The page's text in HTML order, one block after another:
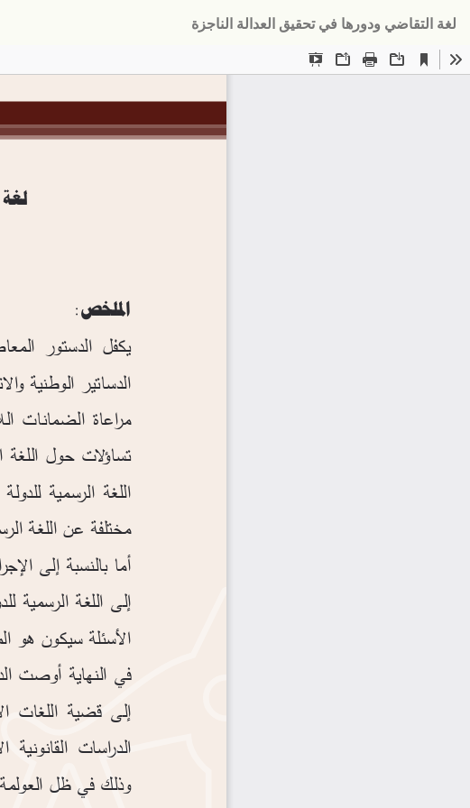
إلى
تفاصيل
المؤلَّف
لغة التقاضي ودورها في تحقيق العدالة الناجزة